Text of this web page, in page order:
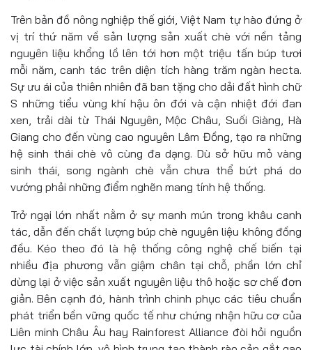
Trên bản đồ nông nghiệp thế giới, Việt Nam tự hào đứng ở
vị trí thứ năm về sản lượng sản xuất chè với nền tảng
nguyên liệu khổng lồ lên tới hơn một triệu tấn búp tươi
mỗi năm, canh tác trên diện tích hàng trăm ngàn hecta.
Sự ưu ái của thiên nhiên đã ban tặng cho dải đất hình chữ
S những tiểu vùng khí hậu ôn đới và cận nhiệt đới đan
xen, trải dài từ Thái Nguyên, Mộc Châu, Suối Giàng, Hà
Giang cho đến vùng cao nguyên Lâm Đồng, tạo ra những
hệ sinh thái chè vô cùng đa dạng. Dù sở hữu mỏ vàng
sinh thái, song ngành chè vẫn chưa thể bứt phá do
vướng phải những điểm nghẽn mang tính hệ thống.
Trở ngại lớn nhất nằm ở sự manh mún trong khâu canh
tác, dẫn đến chất lượng búp chè nguyên liệu không đồng
đều. Kéo theo đó là hệ thống công nghệ chế biến tại
nhiều địa phương vẫn giậm chân tại chỗ, phần lớn chỉ
dừng lại ở việc sản xuất nguyên liệu thô hoặc sơ chế đơn
giản. Bên cạnh đó, hành trình chinh phục các tiêu chuẩn
phát triển bền vững quốc tế như chứng nhận hữu cơ của
Liên minh Châu Âu hay Rainforest Alliance đòi hỏi nguồn